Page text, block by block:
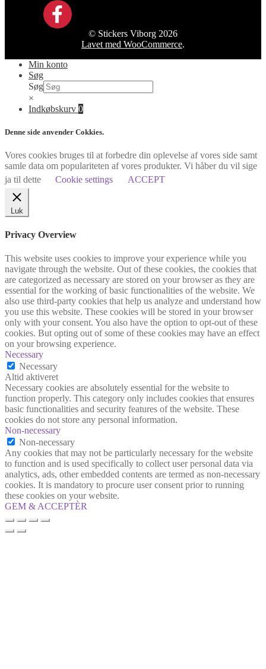
© Stickers Viborg 2026
Lavet med WooCommerce.
Min konto
Søg
Søg
×
Indkøbskurv 0
Denne side anvender Cokkies.
Vores cookies bruges til at forbedre din oplevelse af vores side samt
samle data om populariteten af vores produkter. Vi håber du vil sige
ja til dette
Cookie settings ACCEPT
Luk
Privacy Overview
This website uses cookies to improve your experience while you
navigate through the website. Out of these cookies, the cookies that
are categorized as necessary are stored on your browser as they are
essential for the working of basic functionalities of the website. We
also use third-party cookies that help us analyze and understand how
you use this website. These cookies will be stored in your browser
only with your consent. You also have the option to opt-out of these
cookies. But opting out of some of these cookies may have an effect
on your browsing experience.
Necessary
Necessary
Altid aktiveret
Necessary cookies are absolutely essential for the website to
function properly. This category only includes cookies that ensures
basic functionalities and security features of the website. These
cookies do not store any personal information.
Non-necessary
Non-necessary
Any cookies that may not be particularly necessary for the website
to function and is used specifically to collect user personal data via
analytics, ads, other embedded contents are termed as non-necessary
cookies. It is mandatory to procure user consent prior to running
these cookies on your website.
GEM & ACCEPTÈR